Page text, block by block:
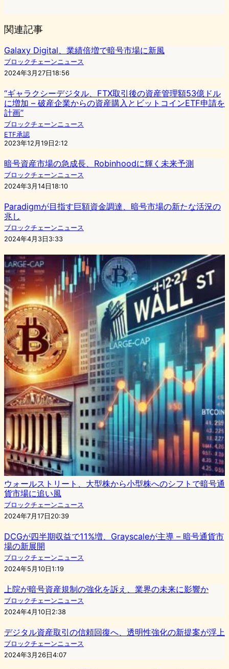
関連記事
Galaxy Digital、業績倍増で暗号市場に新風
ブロックチェーンニュース
2024年3月27日18:56
“ギャラクシーデジタル、FTX取引後の資産管理額53億ドル
に増加 – 破産企業からの資産購入とビットコインETF申請を
計画”
ブロックチェーンニュース
ETF承認
2023年12月19日2:12
暗号資産市場の急成長、Robinhoodに輝く未来予測
ブロックチェーンニュース
2024年3月14日18:10
Paradigmが目指す巨額資金調達、暗号市場の新たな活況の
兆し
ブロックチェーンニュース
2024年4月3日3:33
ウォールストリート、大型株から小型株へのシフトで暗号通
貨市場に追い風
ブロックチェーンニュース
2024年7月17日20:39
DCGが四半期収益で11%増、Grayscaleが主導 – 暗号通貨市
場の新展開
ブロックチェーンニュース
2024年5月10日1:19
上院が暗号資産規制の強化を訴え、業界の未来に影響か
ブロックチェーンニュース
2024年4月10日2:38
デジタル資産取引の信頼回復へ、透明性強化の新提案が浮上
ブロックチェーンニュース
2024年3月26日4:07